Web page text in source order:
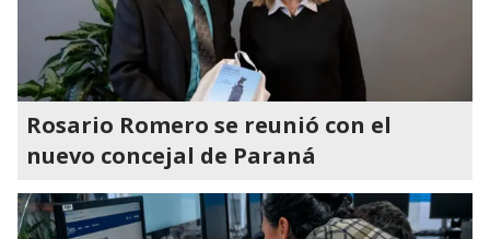
Rosario Romero se reunió con el
nuevo concejal de Paraná